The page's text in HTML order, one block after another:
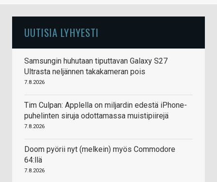
UUTISIA LYHYESTI
Samsungin huhutaan tiputtavan Galaxy S27
Ultrasta neljännen takakameran pois
7.8.2026
Tim Culpan: Applella on miljardin edestä iPhone-
puhelinten siruja odottamassa muistipiirejä
7.8.2026
Doom pyörii nyt (melkein) myös Commodore
64:llä
7.8.2026